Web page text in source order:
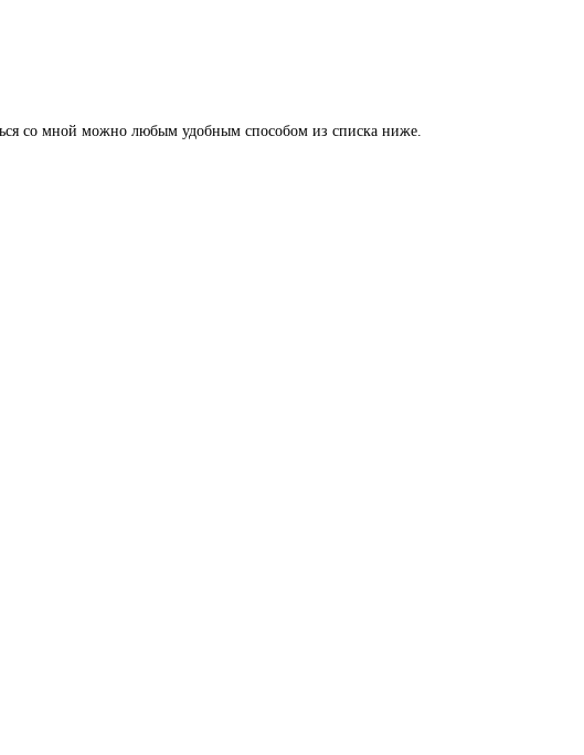
со мной можно любым удобным способом из списка ниже.